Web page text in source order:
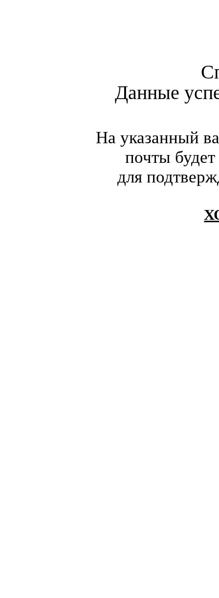
Данные
На указанный
почты
для